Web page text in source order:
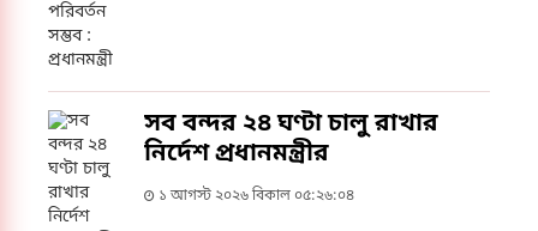
সব বন্দর ২৪ ঘণ্টা চালু রাখার
নির্দেশ প্রধানমন্ত্রীর
১ আগস্ট ২০২৬ বিকাল ০৫:২৬:০৪